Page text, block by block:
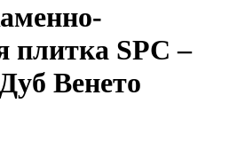
плитка SPC –
Венето